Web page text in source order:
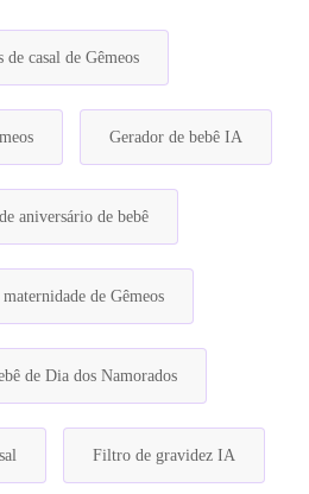
de casal de Gêmeos
Gerador de bebê IA
aniversário de bebê
de Gêmeos
de Dia dos Namorados
Filtro de gravidez IA